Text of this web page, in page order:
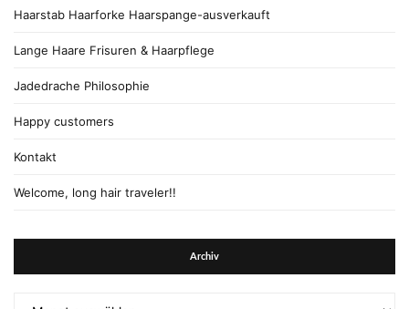
Haarstab Haarforke Haarspange-ausverkauft
Lange Haare Frisuren & Haarpflege
Jadedrache Philosophie
Happy customers
Kontakt
Welcome, long hair traveler!!
Archiv